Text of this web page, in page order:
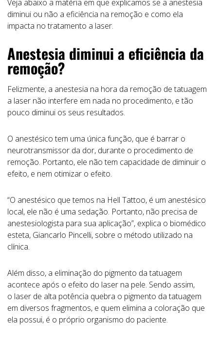
Veja abaixo a matéria em que explicamos se a anestesia
diminui ou não a eficiência na remoção e como ela
impacta no tratamento a laser.
Anestesia diminui a eficiência da
remoção?
Felizmente, a anestesia na hora da remoção de tatuagem
a laser não interfere em nada no procedimento, e tão
pouco diminui os seus resultados.
O anestésico tem uma única função, que é barrar o
neurotransmissor da dor, durante o procedimento de
remoção. Portanto, ele não tem capacidade de diminuir o
efeito, e nem otimizar o efeito.
“O anestésico que temos na Hell Tattoo, é um anestésico
local, ele não é uma sedação. Portanto, não precisa de
anestesiologista para sua aplicação”, explica o biomédico
esteta, Giancarlo Pincelli, sobre o método utilizado na
clínica.
Além disso, a eliminação do pigmento da tatuagem
acontece após o efeito do laser na pele. Sendo assim,
o laser de alta potência quebra o pigmento da tatuagem
em diversos fragmentos, e quem elimina a coloração que
ela possui, é o próprio organismo do paciente.